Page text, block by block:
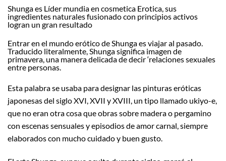
Shunga es Líder mundia en cosmetica Erotica, sus
ingredientes naturales fusionado con principios activos
logran un gran resultado
Entrar en el mundo erótico de Shunga es viajar al pasado.
Traducido literalmente, Shunga significa imagen de
primavera, una manera delicada de decir ‘relaciones sexuales
entre personas.
Esta palabra se usaba para designar las pinturas eróticas
japonesas del siglo XVI, XVII y XVIII, un tipo llamado ukiyo-e,
que no eran otra cosa que obras sobre madera o pergamino
con escenas sensuales y episodios de amor carnal, siempre
elaborados con mucho cuidado y buen gusto.